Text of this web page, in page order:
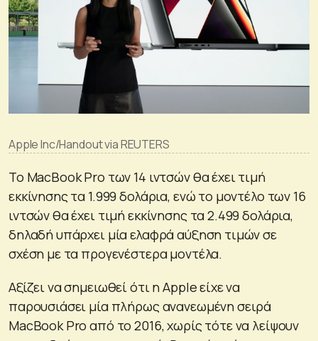
Apple Inc/Handout via REUTERS
Το MacBook Pro των 14 ιντσών θα έχει τιμή
εκκίνησης τα 1.999 δολάρια, ενώ το μοντέλο των 16
ιντσών θα έχει τιμή εκκίνησης τα 2.499 δολάρια,
δηλαδή υπάρχει μία ελαφρά αύξηση τιμών σε
σχέση με τα προγενέστερα μοντέλα.
Αξίζει να σημειωθεί ότι η Apple είχε να
παρουσιάσει μία πλήρως ανανεωμένη σειρά
MacBook Pro από το 2016, χωρίς τότε να λείψουν